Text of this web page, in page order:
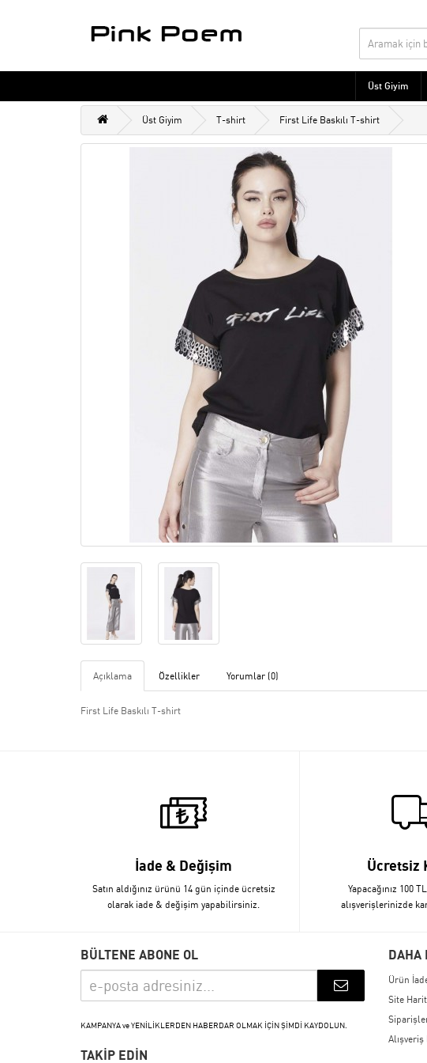
Üst Giyim
Üst Giyim T-shirt First Life Baskılı T-shirt
Açıklama Özellikler Yorumlar (0)
First Life Baskılı T-shirt
İade & Değişim
Satın aldığınız ürünü 14 gün içinde ücretsiz
olarak iade & değişim yapabilirsiniz.
Ücretsiz
Yapacağınız 100
alışverişlerinizde
BÜLTENE ABONE OL
KAMPANYA ve YENİLİKLERDEN HABERDAR OLMAK İÇİN ŞİMDİ KAYDOLUN.
TAKİP EDİN
DAHA
Ürün
Site